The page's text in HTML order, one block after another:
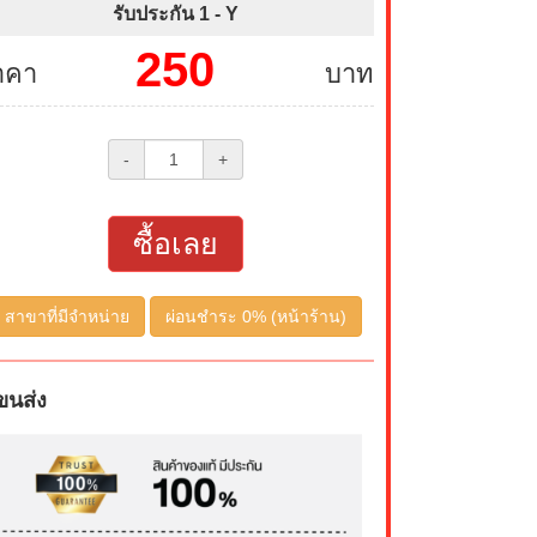
รับประกัน 1 - Y
คา บาท
250
- +
ซื้อเลย
สาขาที่มีจำหน่าย ผ่อนชำระ 0% (หน้าร้าน)
นส่ง